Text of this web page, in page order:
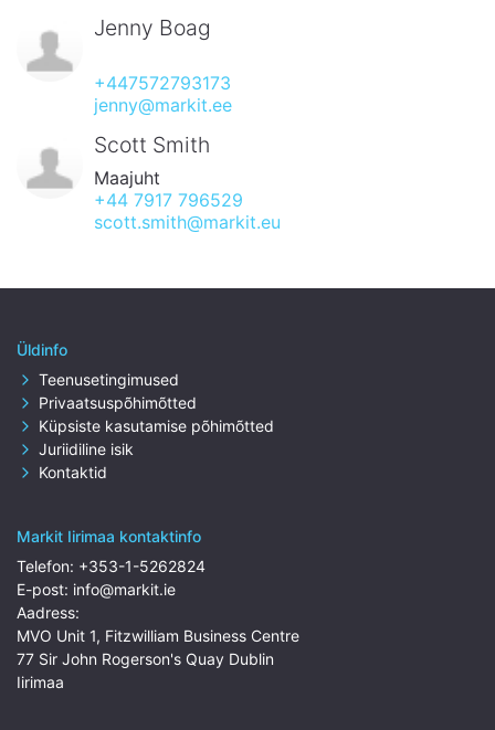
Jenny Boag
+447572793173
jenny@markit.ee
Scott Smith
Maajuht
+44 7917 796529
scott.smith@markit.eu
Üldinfo
Teenusetingimused
Privaatsuspõhimõtted
Küpsiste kasutamise põhimõtted
Juriidiline isik
Kontaktid
Markit Iirimaa kontaktinfo
Telefon: +353-1-5262824
E-post: info@markit.ie
Aadress:
MVO Unit 1, Fitzwilliam Business Centre
77 Sir John Rogerson's Quay Dublin
Iirimaa